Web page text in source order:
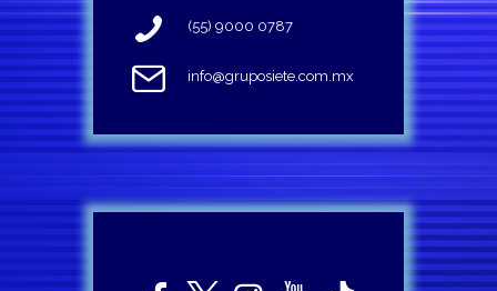
(55) 9000 0787
info@gruposiete.com.mx